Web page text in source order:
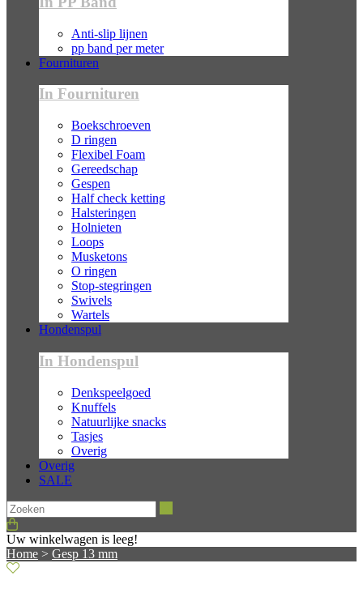
Anti-slip lijnen
pp band per meter
Fournituren
In Fournituren
Boekschroeven
D ringen
Flexibel Foam
Gereedschap
Gespen
Half check ketting
Halsteringen
Holnieten
Loops
Musketons
O ringen
Stop-stegringen
Swivels
Wartels
Hondenspul
In Hondenspul
Denkspeelgoed
Knuffels
Natuurlijke snacks
Tasjes
Overig
Overig
SALE
Uw winkelwagen is leeg!
Home > Gesp 13 mm